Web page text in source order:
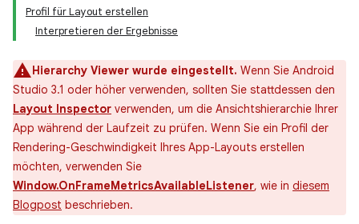
Profil für Layout erstellen
Interpretieren der Ergebnisse
Hierarchy Viewer wurde eingestellt. Wenn Sie Android
Studio 3.1 oder höher verwenden, sollten Sie stattdessen den
Layout Inspector verwenden, um die Ansichtshierarchie Ihrer
App während der Laufzeit zu prüfen. Wenn Sie ein Profil der
Rendering-Geschwindigkeit Ihres App-Layouts erstellen
möchten, verwenden Sie
Window.OnFrameMetricsAvailableListener, wie in diesem
Blogpost beschrieben.